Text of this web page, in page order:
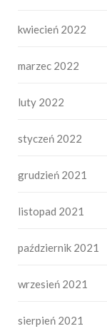
kwiecień 2022
marzec 2022
luty 2022
styczeń 2022
grudzień 2021
listopad 2021
październik 2021
wrzesień 2021
sierpień 2021